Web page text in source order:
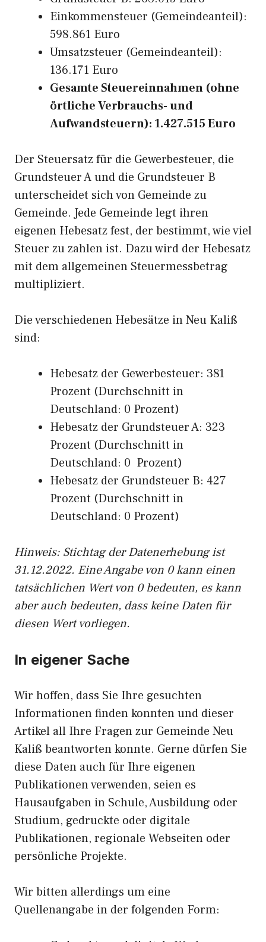
Einkommensteuer (Gemeindeanteil):
598.861 Euro
Umsatzsteuer (Gemeindeanteil):
136.171 Euro
Gesamte Steuereinnahmen (ohne
örtliche Verbrauchs- und
Aufwandsteuern): 1.427.515 Euro
Der Steuersatz für die Gewerbesteuer, die
Grundsteuer A und die Grundsteuer B
unterscheidet sich von Gemeinde zu
Gemeinde. Jede Gemeinde legt ihren
eigenen Hebesatz fest, der bestimmt, wie viel
Steuer zu zahlen ist. Dazu wird der Hebesatz
mit dem allgemeinen Steuermessbetrag
multipliziert.
Die verschiedenen Hebesätze in Neu Kaliß
sind:
Hebesatz der Gewerbesteuer: 381
Prozent (Durchschnitt in
Deutschland: 0 Prozent)
Hebesatz der Grundsteuer A: 323
Prozent (Durchschnitt in
Deutschland: 0 Prozent)
Hebesatz der Grundsteuer B: 427
Prozent (Durchschnitt in
Deutschland: 0 Prozent)
Hinweis: Stichtag der Datenerhebung ist
31.12.2022. Eine Angabe von 0 kann einen
tatsächlichen Wert von 0 bedeuten, es kann
aber auch bedeuten, dass keine Daten für
diesen Wert vorliegen.
In eigener Sache
Wir hoffen, dass Sie Ihre gesuchten
Informationen finden konnten und dieser
Artikel all Ihre Fragen zur Gemeinde Neu
Kaliß beantworten konnte. Gerne dürfen Sie
diese Daten auch für Ihre eigenen
Publikationen verwenden, seien es
Hausaufgaben in Schule, Ausbildung oder
Studium, gedruckte oder digitale
Publikationen, regionale Webseiten oder
persönliche Projekte.
Wir bitten allerdings um eine
Quellenangabe in der folgenden Form: